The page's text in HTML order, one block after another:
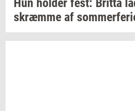
Hun hol­der fest: Brit­ta
skræm­me af